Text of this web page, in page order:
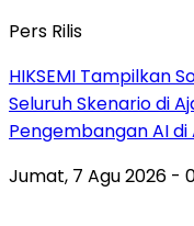
Pers Rilis
HIKSEMI Tampilkan
Seluruh Skenario di
Pengembangan AI
Jumat, 7 Agu 2026 -